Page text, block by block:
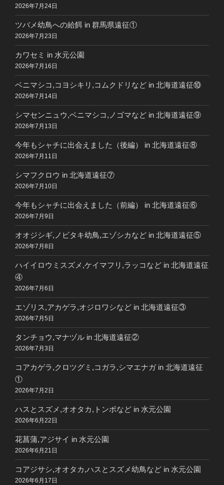
2026年7月24日
ツバメ幼鳥への給餌 in 群馬県遠征①
2026年7月23日
カワセミ in 水元公園
2026年7月16日
ベニマシコ,コヨシキリ,コムクドリなど in 北海道遠征⑩
2026年7月14日
シマセンニュウ,ベニマシコ,ノゴマなど in 北海道遠征⑨
2026年7月13日
今年もシャチに出会えました（後編） in 北海道遠征⑧
2026年7月11日
シマフクロウ in 北海道遠征⑦
2026年7月10日
今年もシャチに出会えました（前編） in 北海道遠征⑥
2026年7月9日
オオジシギ,ノビタキ幼鳥,エゾシカなど in 北海道遠征⑤
2026年7月8日
ハイイロウミスズメ,ケイマフリ,ラッコなど in 北海道遠征
④
2026年7月6日
エゾリス,アカゲラ,オジロワシなど in 北海道遠征③
2026年7月5日
タンチョウ,マナヅル in 北海道遠征②
2026年7月3日
コアカゲラ,クロツグミ,コガラ,シマエナガ in 北海道遠征
①
2026年7月2日
ハスとスズメ,オオタカ,トンボなど in 水元公園
2026年6月22日
花菖蒲,アジサイ in 水元公園
2026年6月21日
コアジサシ,オオタカ,ハスとスズメ幼鳥など in 水元公園
2026年6月17日